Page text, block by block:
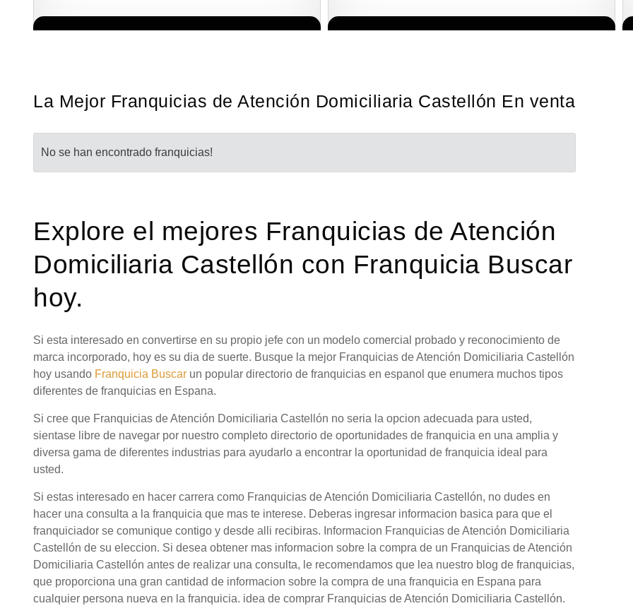
La Mejor Franquicias de Atención Domiciliaria Castellón En venta
No se han encontrado franquicias!
Explore el mejores Franquicias de Atención
Domiciliaria Castellón con Franquicia Buscar
hoy.
Si esta interesado en convertirse en su propio jefe con un modelo comercial probado y reconocimiento de
marca incorporado, hoy es su dia de suerte. Busque la mejor Franquicias de Atención Domiciliaria Castellón
hoy usando Franquicia Buscar un popular directorio de franquicias en espanol que enumera muchos tipos
diferentes de franquicias en Espana.
Si cree que Franquicias de Atención Domiciliaria Castellón no seria la opcion adecuada para usted,
sientase libre de navegar por nuestro completo directorio de oportunidades de franquicia en una amplia y
diversa gama de diferentes industrias para ayudarlo a encontrar la oportunidad de franquicia ideal para
usted.
Si estas interesado en hacer carrera como Franquicias de Atención Domiciliaria Castellón, no dudes en
hacer una consulta a la franquicia que mas te interese. Deberas ingresar informacion basica para que el
franquiciador se comunique contigo y desde alli recibiras. Informacion Franquicias de Atención Domiciliaria
Castellón de su eleccion. Si desea obtener mas informacion sobre la compra de un Franquicias de Atención
Domiciliaria Castellón antes de realizar una consulta, le recomendamos que lea nuestro blog de franquicias,
que proporciona una gran cantidad de informacion sobre la compra de una franquicia en Espana para
cualquier persona nueva en la franquicia. idea de comprar Franquicias de Atención Domiciliaria Castellón.